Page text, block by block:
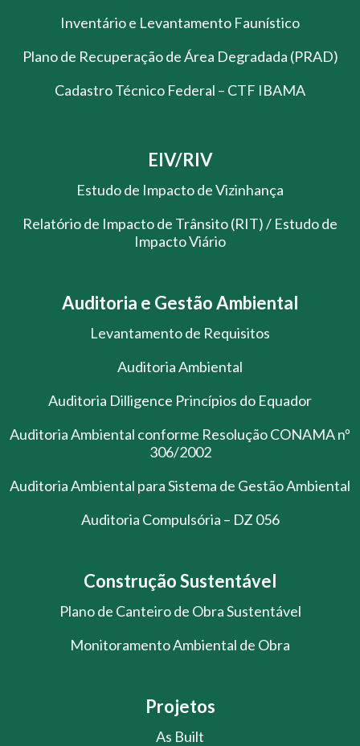
Inventário e Levantamento Faunístico
Plano de Recuperação de Área Degradada (PRAD)
Cadastro Técnico Federal – CTF IBAMA
EIV/RIV
Estudo de Impacto de Vizinhança
Relatório de Impacto de Trânsito (RIT) / Estudo de
Impacto Viário
Auditoria e Gestão Ambiental
Levantamento de Requisitos
Auditoria Ambiental
Auditoria Dilligence Princípios do Equador
Auditoria Ambiental conforme Resolução CONAMA nº
306/2002
Auditoria Ambiental para Sistema de Gestão Ambiental
Auditoria Compulsória – DZ 056
Construção Sustentável
Plano de Canteiro de Obra Sustentável
Monitoramento Ambiental de Obra
Projetos
As Built